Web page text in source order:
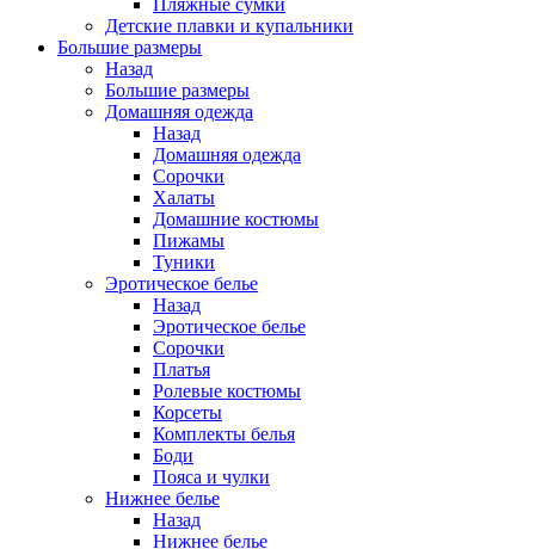
Пляжные сумки
Детские плавки и купальники
Большие размеры
Назад
Большие размеры
Домашняя одежда
Назад
Домашняя одежда
Сорочки
Халаты
Домашние костюмы
Пижамы
Туники
Эротическое белье
Назад
Эротическое белье
Сорочки
Платья
Ролевые костюмы
Корсеты
Комплекты белья
Боди
Пояса и чулки
Нижнее белье
Назад
Нижнее белье